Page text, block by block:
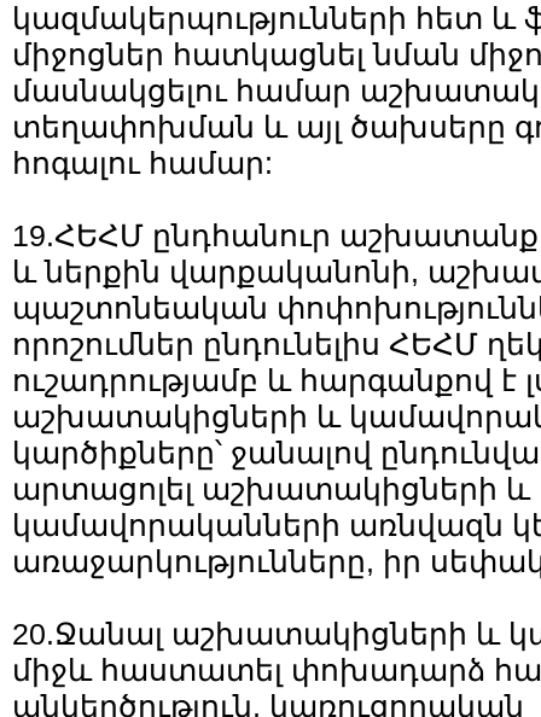
կազմակերպությունների հետ և
միջոցներ հատկացնել նման
մասնակցելու համար
տեղափոխման և այլ ծախսերը
հոգալու համար:
19.ՀԵՀՄ ընդհանուր
և ներքին վարքականոնի,
պաշտոնեական
որոշումներ ընդունելիս ՀԵՀՄ
ուշադրությամբ և հարգանքով է
աշխատակիցների և
կարծիքները՝ ջանալով
արտացոլել աշխատակիցների և
կամավորականների առնվազն
առաջարկությունները, իր
20.Ջանալ աշխատակիցների և
միջև հաստատել փոխադարձ
անկեղծություն, կառուցողական